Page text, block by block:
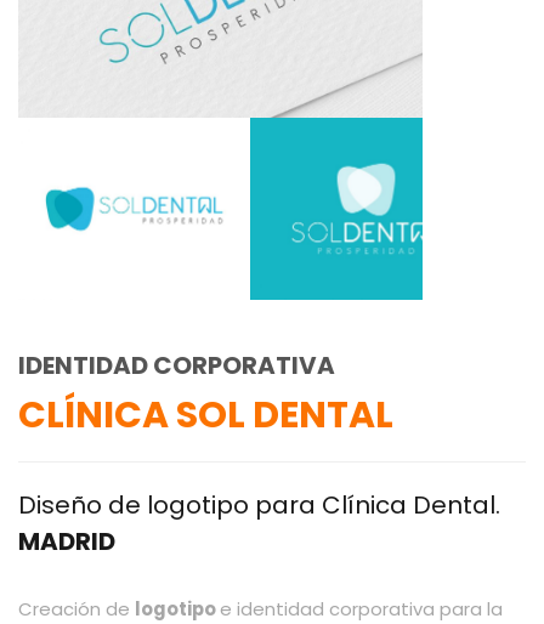
IDENTIDAD CORPORATIVA
CLÍNICA SOL DENTAL
Diseño de logotipo para Clínica Dental.
MADRID
Creación de logotipoe identidad corporativa para la